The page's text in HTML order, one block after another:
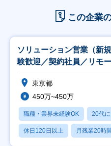
この企業
ソリューション営業（新
験歓迎／契約社員／リモー
東京都
450万~450万
職種・業界未経験OK 20代
休日120日以上 月残業20時